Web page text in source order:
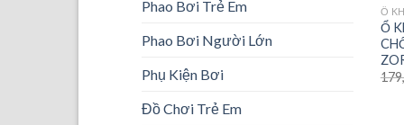
Phao Bơi Trẻ Em
Phao Bơi Người Lớn
Phụ Kiện Bơi
Đồ Chơi Trẻ Em
Ổ
Ổ